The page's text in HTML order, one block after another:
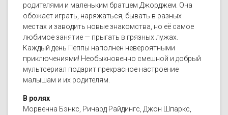
родителями и маленьким братцем Джорджем. Она
обожает играть, наряжаться, бывать в разных
местах и заводить новые знакомства, но её самое
любимое занятие — прыгать в грязных лужах.
Каждый день Пеппы наполнен невероятными
приключениями! Необыкновенно смешной и добрый
мультсериал подарит прекрасное настроение
малышам и их родителям.
В ролях
Морвенна Бэнкс, Ричард Райдингс, Джон Шпаркс,